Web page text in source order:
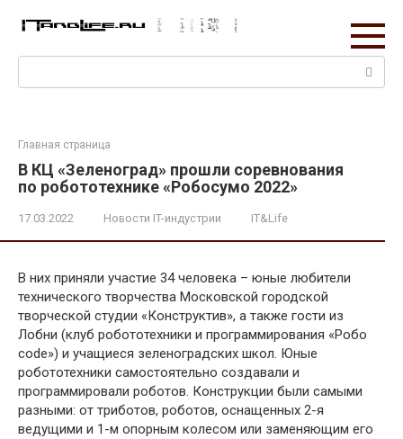
Поиск:
Главная страница
В КЦ «Зеленоград» прошли соревнования
по робототехнике «Робосумо 2022»
17.03.2022 Новости IT-индустрии IT&Life
В них приняли участие 34 человека – юные любители
технического творчества Московской городской
творческой студии «Конструктив», а также гости из
Лобни (клуб робототехники и программирования «Робо
code») и учащиеся зеленоградских школ. Юные
робототехники самостоятельно создавали и
программировали роботов. Конструкции были самыми
разными: от триботов, роботов, оснащенных 2-я
ведущими и 1-м опорным колесом или заменяющим его